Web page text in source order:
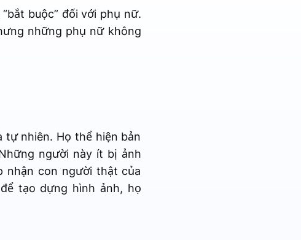
buộc” đối với phụ nữ.
những phụ nữ không
nhiên. Họ thể hiện bản
người này ít bị ảnh
nhận con người thật của
tạo dựng hình ảnh, họ